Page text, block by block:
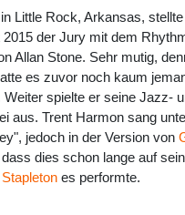
Little Rock, Arkansas,
der Jury mit dem
Allan Stone. Sehr mutig,
es zuvor noch kaum
spielte er seine Jazz-
aus. Trent Harmon sang
jedoch in der Version von
dies schon lange auf
es performte.